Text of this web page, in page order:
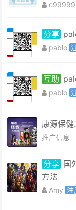
分享
pablo
互助
pablo
康源保
推广信息
分享 国
方法
Amy 注